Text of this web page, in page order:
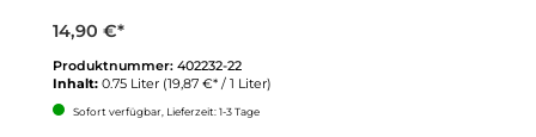
14,90 €*
Produktnummer: 402232-22
Inhalt: 0.75 Liter (19,87 €* / 1 Liter)
Sofort verfügbar, Lieferzeit: 1-3 Tage